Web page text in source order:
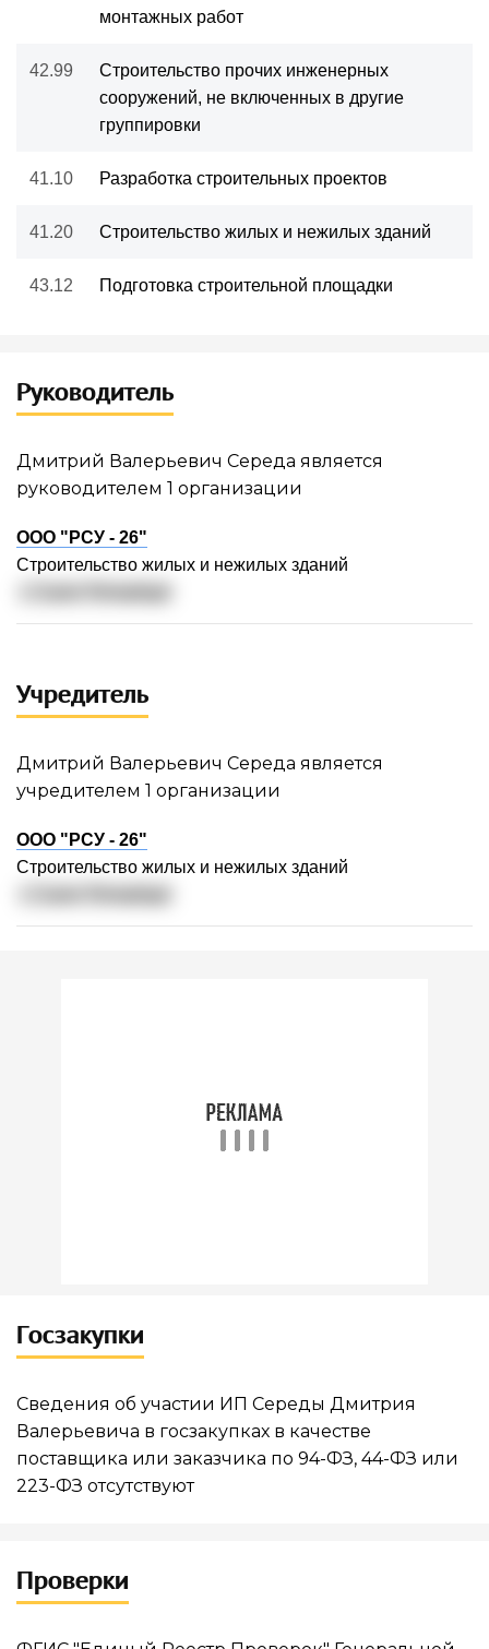
монтажных работ
42.99
Строительство прочих инженерных
сооружений, не включенных в другие
группировки
41.10 Разработка строительных проектов
41.20 Строительство жилых и нежилых зданий
43.12 Подготовка строительной площадки
Руководитель
Дмитрий Валерьевич Середа является
руководителем 1 организации
ООО "РСУ - 26"
Строительство жилых и нежилых зданий
Учредитель
Дмитрий Валерьевич Середа является
учредителем 1 организации
ООО "РСУ - 26"
Строительство жилых и нежилых зданий
Госзакупки
Сведения об участии ИП Середы Дмитрия
Валерьевича в госзакупках в качестве
поставщика или заказчика по 94-ФЗ, 44-ФЗ или
223-ФЗ отсутствуют
Проверки